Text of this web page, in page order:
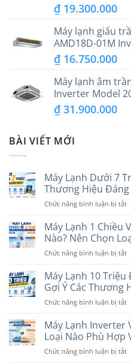
₫ 19.300.000
Máy lạnh giấu
AMD18D-01M
₫ 16.750.000
Máy lạnh âm
Inverter Model
₫ 31.900.000
BÀI VIẾT MỚI
Máy Lạnh Dưới 7
Thương Hiệu Đáng
Chức năng bình luận bị tắtở
7
6
Máy Lạnh 1 Chiều
Nào? Nên Chọn
Chức năng bình luận bị tắtở
1
Và
Máy Lạnh 10
Gợi Ý Các Thương
Chức năng bình luận bị tắtở
Máy Lạnh Inverter
Loại Nào Phù Hợp
Chức năng bình luận bị tắtở